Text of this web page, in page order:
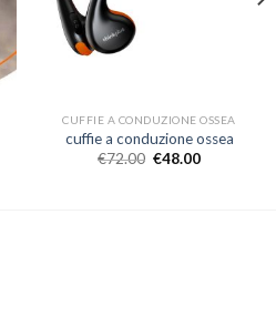
CUFFIE A CONDUZIONE OSSEA
cuffie a conduzione ossea
€72.00 €48.00